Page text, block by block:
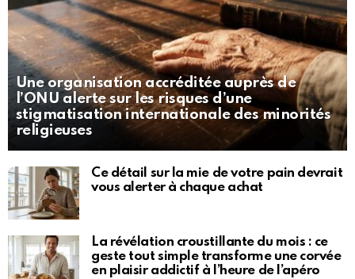
Une organisation accréditée auprès de
l’ONU alerte sur les risques d’une
stigmatisation internationale des minorités
religieuses
Ce détail sur la mie de votre pain devrait
vous alerter à chaque achat
La révélation croustillante du mois : ce
geste tout simple transforme une corvée
en plaisir addictif à l’heure de l’apéro